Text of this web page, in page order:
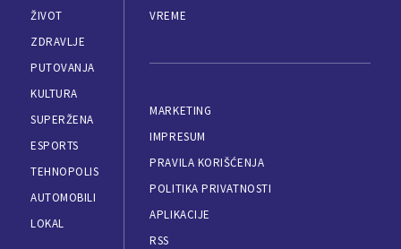
ŽIVOT
ZDRAVLJE
PUTOVANJA
KULTURA
SUPERŽENA
ESPORTS
TEHNOPOLIS
AUTOMOBILI
LOKAL
VREME
MARKETING
IMPRESUM
PRAVILA KORIŠĆENJA
POLITIKA PRIVATNOSTI
APLIKACIJE
RSS